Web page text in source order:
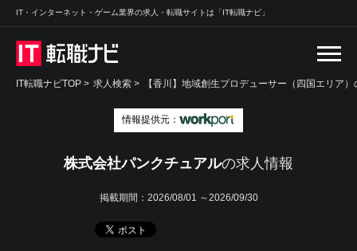
IT・インターネット・ゲーム業界の求人・転職サイトは「IT転職ナビ」
IT転職ナビTOP > 求人検索 > 【香川】地域創生プロデューサー（四国エリア
情報提供元：
株式会社パンクチュアルの求人情報
掲載期間： 2026/08/01 ～2026/09/30